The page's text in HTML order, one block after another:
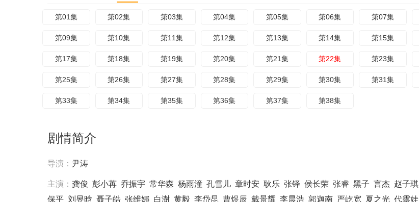
第01集 第02集 第03集 第04集 第05集 第06集 第07集
第09集 第10集 第11集 第12集 第13集 第14集 第15集
第17集 第18集 第19集 第20集 第21集 第22集 第23集
第25集 第26集 第27集 第28集 第29集 第30集 第31集
第33集 第34集 第35集 第36集 第37集 第38集
剧情简介
导演： 尹涛
主演： 龚俊 彭小苒 乔振宇 常华森 杨雨潼 孔雪儿 章时安 耿乐 张铎 侯长荣 张睿 黑子 言杰 赵子琪
保平 刘昱晗 聂子皓 张维娜 白澍 黄毅 李岱昆 曹煜辰 戴景耀 李晨浩 郭迦南 严屹宽 夏之光 代露娃